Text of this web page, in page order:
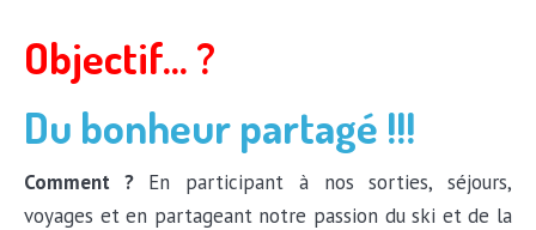
Objectif… ?
Du bonheur partagé !!!
Comment ?En participant à nos sorties, séjours,
voyages et en partageant notre passion du ski et de la